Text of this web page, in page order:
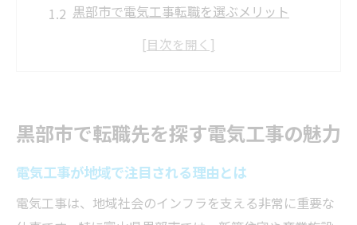
黒部市で電気工事転職を選ぶメリット
電気工事の仕事が安定につながる仕組み
電気工事転職が安定収入を実現できる理由
長く働ける電気工事転職の収入事情を解説
電気工事の正社員求人が人気の背景とは
黒部市で転職先を探す電気工事の魅力
電気工事が地域で注目される理由とは
電気工事は、地域社会のインフラを支える非常に重要な